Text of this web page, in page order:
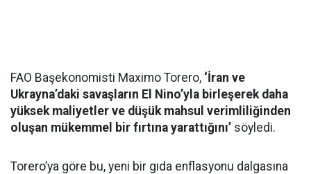
FAO Başekonomisti Maximo Torero, ‘İran ve
Ukrayna’daki savaşların El Nino’yla birleşerek daha
yüksek maliyetler ve düşük mahsul verimliliğinden
oluşan mükemmel bir fırtına yarattığını’ söyledi.
Torero’ya göre bu, yeni bir gıda enflasyonu dalgasına